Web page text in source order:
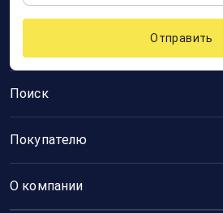
Поиск
Покупателю
О компании
Отправить